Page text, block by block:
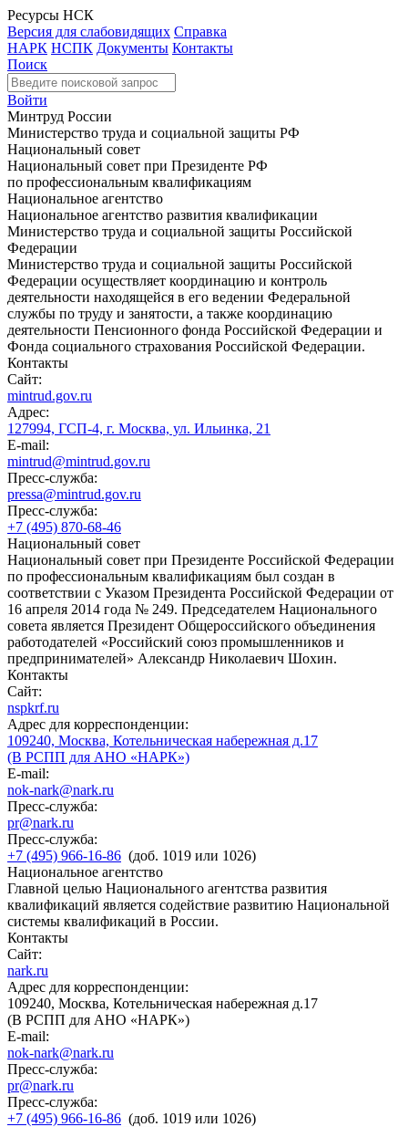
Ресурсы НСК
Версия для слабовидящих Справка
НАРК НСПК Документы Контакты
Поиск
Войти
Минтруд России
Министерство труда и социальной защиты РФ
Национальный совет
Национальный совет при Президенте РФ
по профессиональным квалификациям
Национальное агентство
Национальное агентство развития квалификации
Министерство труда и социальной защиты Российской
Федерации
Министерство труда и социальной защиты Российской
Федерации осуществляет координацию и контроль
деятельности находящейся в его ведении Федеральной
службы по труду и занятости, а также координацию
деятельности Пенсионного фонда Российской Федерации и
Фонда социального страхования Российской Федерации.
Контакты
Сайт:
mintrud.gov.ru
Адрес:
127994, ГСП-4, г. Москва, ул. Ильинка, 21
E-mail:
mintrud@mintrud.gov.ru
Пресс-служба:
pressa@mintrud.gov.ru
Пресс-служба:
+7 (495) 870-68-46
Национальный совет
Национальный совет при Президенте Российской Федерации
по профессиональным квалификациям был создан в
соответствии с Указом Президента Российской Федерации от
16 апреля 2014 года № 249. Председателем Национального
совета является Президент Общероссийского объединения
работодателей «Российский союз промышленников и
предпринимателей» Александр Николаевич Шохин.
Контакты
Сайт:
nspkrf.ru
Адрес для корреспонденции:
109240, Москва, Котельническая набережная д.17
(В РСПП для АНО «НАРК»)
E-mail:
nok-nark@nark.ru
Пресс-служба:
pr@nark.ru
Пресс-служба:
+7 (495) 966-16-86 (доб. 1019 или 1026)
Национальное агентство
Главной целью Национального агентства развития
квалификаций является содействие развитию Национальной
системы квалификаций в России.
Контакты
Сайт:
nark.ru
Адрес для корреспонденции:
109240, Москва, Котельническая набережная д.17
(В РСПП для АНО «НАРК»)
E-mail:
nok-nark@nark.ru
Пресс-служба:
pr@nark.ru
Пресс-служба:
+7 (495) 966-16-86 (доб. 1019 или 1026)